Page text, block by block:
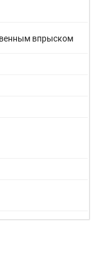
впрыском